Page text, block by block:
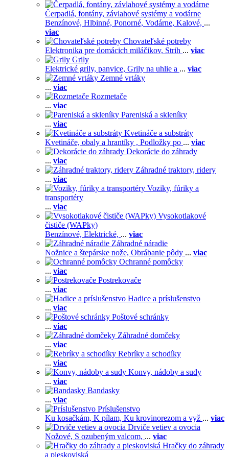
Čerpadlá, fontány, závlahové systémy a vodárne
Benzínové, Hlbinné, Ponorné, Vodárne, Kalové, ...
viac
Chovateľské potreby
Elektronika pre domácich miláčikov, Strih ... viac
Grily
Elektrické grily, panvice, Grily na uhlie a ... viac
Zemné vrtáky
... viac
Rozmetače
... viac
Pareniská a skleníky
... viac
Kvetináče a substráty
Kvetináče, obaly a hrantíky , Podložky po ... viac
Dekorácie do záhrady
... viac
Záhradné traktory, ridery
... viac
Voziky, fúriky a
transportéry
... viac
Vysokotlakové
čističe (WAPky)
Benzínové, Elektrické, ... viac
Záhradné náradie
Nožnice a štepárske nože, Obrábanie pôdy ... viac
Ochranné pomôcky
... viac
Postrekovače
... viac
Hadice a príslušenstvo
... viac
Poštové schránky
... viac
Záhradné domčeky
... viac
Rebríky a schodíky
... viac
Konvy, nádoby a sudy
... viac
Bandasky
... viac
Príslušenstvo
Ku kosačkám, K pílam, Ku krovinorezom a vyž ... viac
Drviče vetiev a ovocia
Nožové, S ozubeným valcom, ... viac
Hračky do záhrady
a pieskoviská